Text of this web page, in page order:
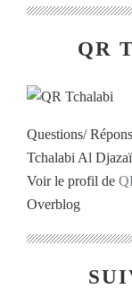
QR
Questions/
Voir le profil de
Overblog